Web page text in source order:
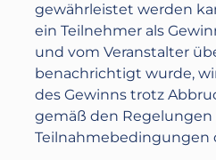
gewährleistet werden
ein Teilnehmer als
und vom Veranstalter
benachrichtigt wurde,
des Gewinns trotz
gemäß den Regelungen
Teilnahmebedingungen